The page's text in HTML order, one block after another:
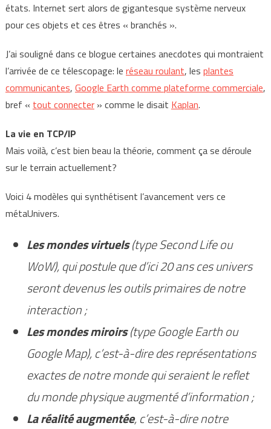
états. Internet sert alors de gigantesque système nerveux
pour ces objets et ces êtres « branchés ».
J’ai souligné dans ce blogue certaines anecdotes qui montraient
l’arrivée de ce télescopage: le réseau roulant, les plantes
communicantes, Google Earth comme plateforme commerciale,
bref « tout connecter» comme le disait Kaplan.
La vie en TCP/IP
Mais voilà, c’est bien beau la théorie, comment ça se déroule
sur le terrain actuellement?
Voici 4 modèles qui synthétisent l’avancement vers ce
métaUnivers.
Les mondes virtuels(type Second Life ou
WoW), qui postule que d’ici 20 ans ces univers
seront devenus les outils primaires de notre
interaction ;
Les mondes miroirs(type Google Earth ou
Google Map), c’est-à-dire des représentations
exactes de notre monde qui seraient le reflet
du monde physique augmenté d’information ;
La réalité augmentée, c’est-à-dire notre